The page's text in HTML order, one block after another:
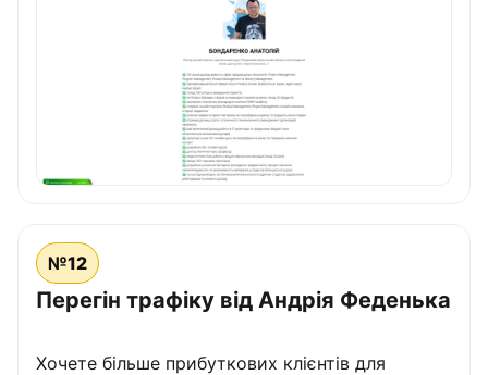
№12
Перегін трафіку від Андрія Феденька
Хочете більше прибуткових клієнтів для